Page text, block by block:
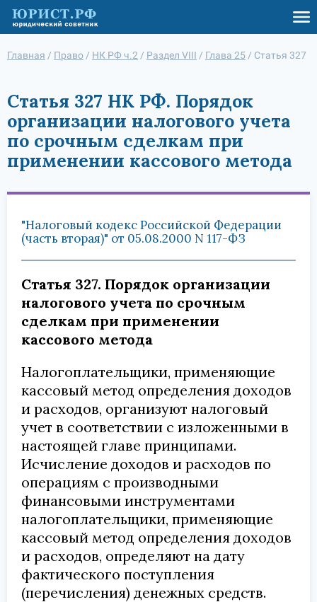
Главная / Право / НК РФ ч.2 / Раздел VIII / Глава 25 / Статья 327
Статья 327 НК РФ. Порядок
организации налогового учета
по срочным сделкам при
применении кассового метода
"Налоговый кодекс Российской Федерации
(часть вторая)" от 05.08.2000 N 117-ФЗ
Статья 327. Порядок организации
налогового учета по срочным
сделкам при применении
кассового метода
Налогоплательщики, применяющие
кассовый метод определения доходов
и расходов, организуют налоговый
учет в соответствии с изложенными в
настоящей главе принципами.
Исчисление доходов и расходов по
операциям с производными
финансовыми инструментами
налогоплательщики, применяющие
кассовый метод определения доходов
и расходов, определяют на дату
фактического поступления
(перечисления) денежных средств.